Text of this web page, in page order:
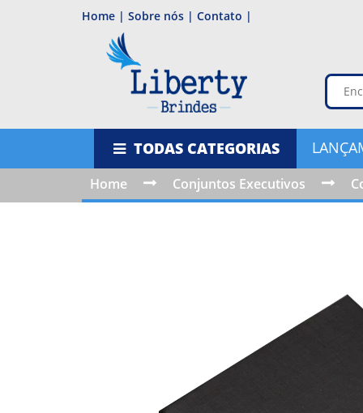
Home | Sobre nós | Contato |
TODAS CATEGORIAS
Home Conjuntos Executivos